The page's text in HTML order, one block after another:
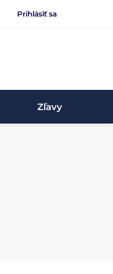
Prihlásiť sa
Zľavy